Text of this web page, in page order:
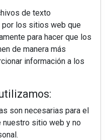
de texto
los sitios web que
para hacer que los
de manera más
información a los
son necesarias para el
nuestro sitio web y no